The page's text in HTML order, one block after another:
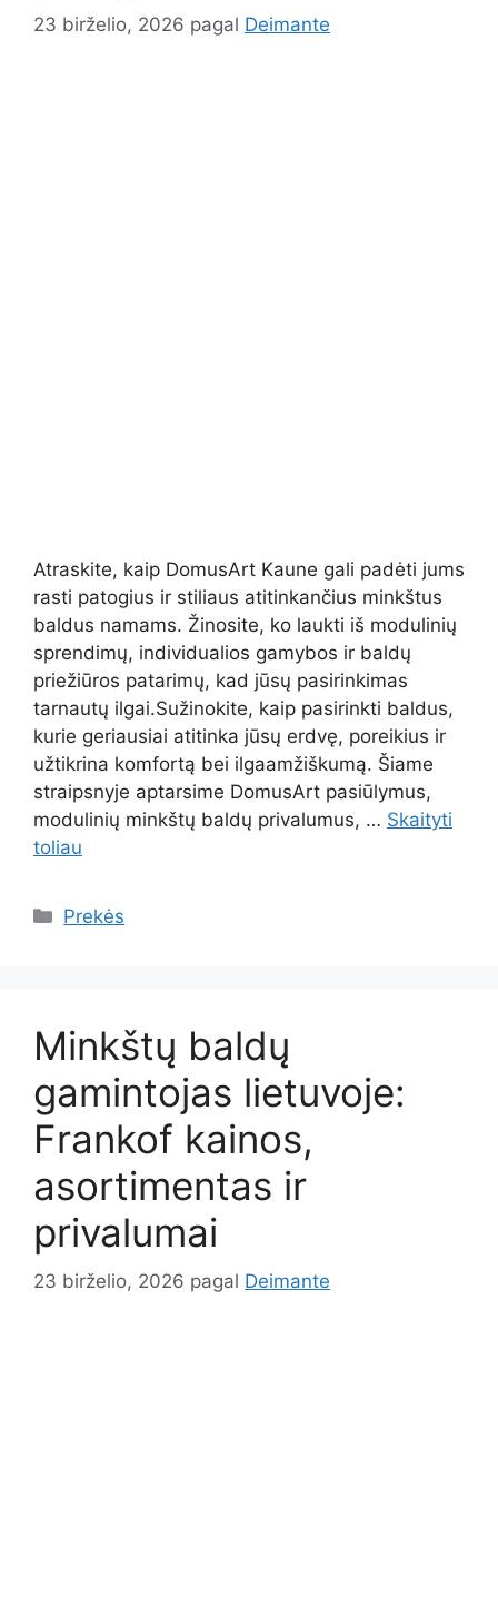
23 birželio, 2026 pagal Deimante
Atraskite, kaip DomusArt Kaune gali padėti jums
rasti patogius ir stiliaus atitinkančius minkštus
baldus namams. Žinosite, ko laukti iš modulinių
sprendimų, individualios gamybos ir baldų
priežiūros patarimų, kad jūsų pasirinkimas
tarnautų ilgai.Sužinokite, kaip pasirinkti baldus,
kurie geriausiai atitinka jūsų erdvę, poreikius ir
užtikrina komfortą bei ilgaamžiškumą. Šiame
straipsnyje aptarsime DomusArt pasiūlymus,
modulinių minkštų baldų privalumus, … Skaityti
toliau
Kategorijos
Prekės
Minkštų baldų
gamintojas lietuvoje:
Frankof kainos,
asortimentas ir
privalumai
23 birželio, 2026 pagal Deimante